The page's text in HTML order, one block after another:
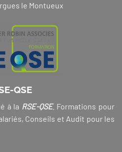
le Montueux
QSE
à la RSE-QSE. Formations pour
Conseils et Audit pour les